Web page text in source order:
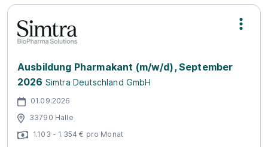
Ausbildung Pharmakant (m/w/d), September
2026 Simtra Deutschland GmbH
01.09.2026
33790 Halle
1.103 - 1.354 € pro Monat